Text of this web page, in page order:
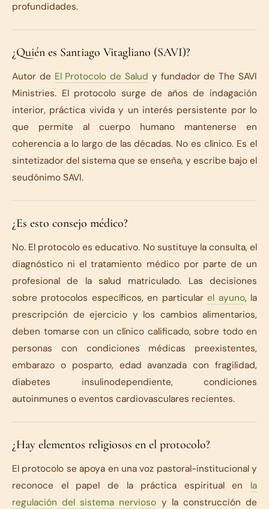
profundidades.
¿Quién es Santiago Vitagliano (SAVI)?
Autor de El Protocolo de Salud y fundador de The SAVI
Ministries. El protocolo surge de años de indagación
interior, práctica vivida y un interés persistente por lo
que permite al cuerpo humano mantenerse en
coherencia a lo largo de las décadas. No es clínico. Es el
sintetizador del sistema que se enseña, y escribe bajo el
seudónimo SAVI.
¿Es esto consejo médico?
No. El protocolo es educativo. No sustituye la consulta, el
diagnóstico ni el tratamiento médico por parte de un
profesional de la salud matriculado. Las decisiones
sobre protocolos específicos, en particularel ayuno, la
prescripción de ejercicio y los cambios alimentarios,
deben tomarse con un clínico calificado, sobre todo en
personas con condiciones médicas preexistentes,
embarazo o posparto, edad avanzada con fragilidad,
diabetes insulinodependiente, condiciones
autoinmunes o eventos cardiovasculares recientes.
¿Hay elementos religiosos en el protocolo?
El protocolo se apoya en una voz pastoral-institucional y
reconoce el papel de la práctica espiritual en la
regulación del sistema nervioso y la construcción de